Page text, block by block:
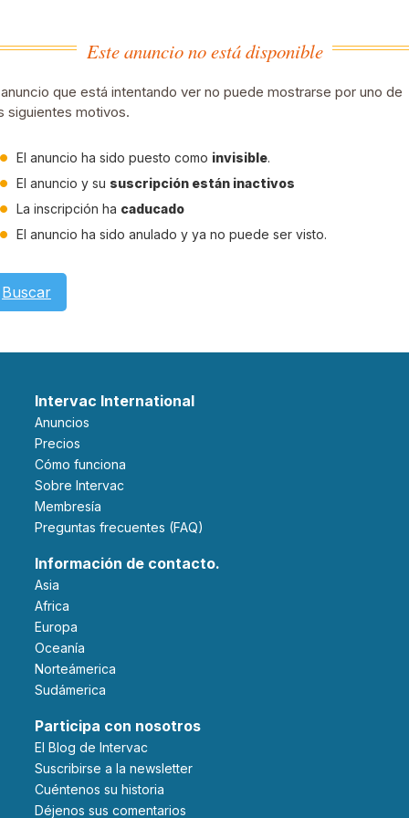
Este anuncio no está disponible
que está intentando ver no puede mostrarse por uno de
siguientes motivos.
El anuncio ha sido puesto como invisible.
El anuncio y su suscripción están inactivos
La inscripción ha caducado
El anuncio ha sido anulado y ya no puede ser visto.
Buscar
Intervac International
Anuncios
Precios
Cómo funciona
Sobre Intervac
Membresía
Preguntas frecuentes (FAQ)
Información de contacto.
Asia
Africa
Europa
Oceanía
Norteámerica
Sudámerica
Participa con nosotros
El Blog de Intervac
Suscribirse a la newsletter
Cuéntenos su historia
Déjenos sus comentarios